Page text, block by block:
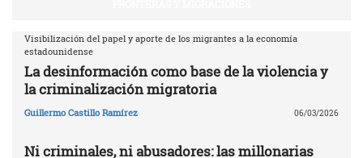
Visibilización del papel y aporte de los migrantes a la economía
estadounidense
La desinformación como base de la violencia y
la criminalización migratoria
Guillermo Castillo Ramírez 06/03/2026
Ni criminales, ni abusadores: las millonarias